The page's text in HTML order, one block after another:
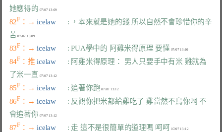
她應得的
82F ：→ icelaw : ，本來就是她的錢 所以自然不會珍惜你的辛
苦
07/07 13:09
83F ：→ icelaw : PUA學中的 阿雞米得原理 要懂
84F ：推 icelaw : 阿雞米得原理： 男人只要手中有米 雞就為
了米一直
85F ：→ icelaw : 追著你跑
86F ：→ icelaw : 反觀你把米都給雞吃了 雞當然不鳥你啊 不
會追著你
87F ：→ icelaw : 走 這不是很簡單的道理嗎 呵呵